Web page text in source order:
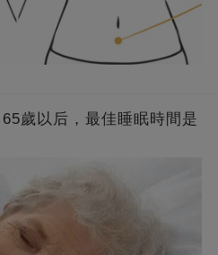
歲以后，最佳睡眠時間是